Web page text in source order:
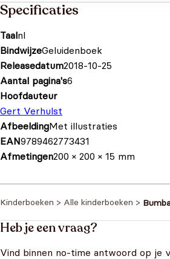
Specificaties
Taalnl
BindwijzeGeluidenboek
Releasedatum2018-10-25
Aantal pagina's6
Hoofdauteur
Gert Verhulst
AfbeeldingMet illustraties
EAN9789462773431
Afmetingen200 × 200 × 15 mm
Kinderboeken > Alle kinderboeken >
Heb je een vraag?
Vind binnen no-time antwoord op je